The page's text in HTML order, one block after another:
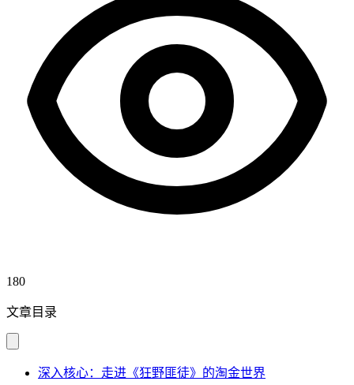
180
文章目录
深入核心：走进《狂野匪徒》的淘金世界